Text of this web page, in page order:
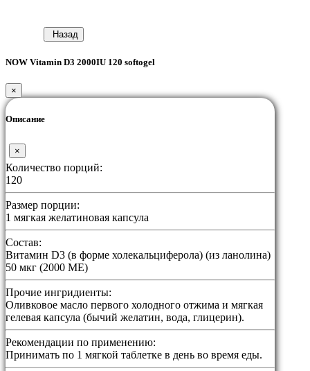
Назад
NOW Vitamin D3 2000IU 120 softogel
×
Описание
×
Количество порций:
120
Размер порции:
1 мягкая желатиновая капсула
Состав:
Витамин D3 (в форме холекальциферола) (из ланолина)
50 мкг (2000 МЕ)
Прочие ингридиенты:
Оливковое масло первого холодного отжима и мягкая
гелевая капсула (бычий желатин, вода, глицерин).
Рекомендации по применению:
Принимать по 1 мягкой таблетке в день во время еды.